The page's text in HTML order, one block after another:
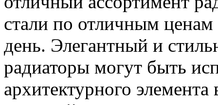
стали по отличным
день. Элегантный и
радиаторы могут быть
архитектурного